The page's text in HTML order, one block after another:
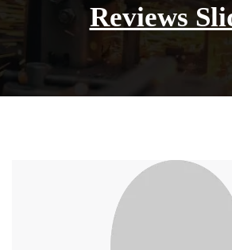
Reviews